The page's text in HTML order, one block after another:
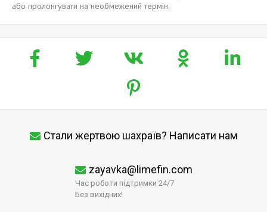
або пролонгувати на необмежений термін.
Стали жертвою шахраїв? Написати нам
zayavka@limefin.com
Час роботи підтримки 24/7
Без вихідних!